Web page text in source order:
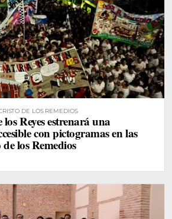
DE LOS REMEDIOS
Reyes estrenará una
con pictogramas en las
los Remedios